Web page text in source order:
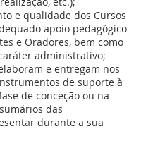
e qualidade dos Cursos
apoio pedagógico
e Oradores, bem como
administrativo;
e entregam nos
de suporte à
de conceção ou na
das
durante a sua